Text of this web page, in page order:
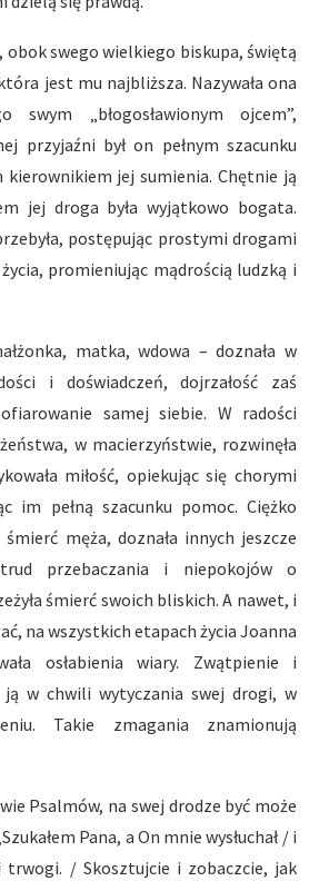
obok swego wielkiego biskupa, świętą
jest mu najbliższa. Nazywała ona
swym „błogosławionym ojcem”,
przyjaźni był on pełnym szacunku
kierownikiem jej sumienia. Chętnie ją
jej droga była wyjątkowo bogata.
postępując prostymi drogami
promieniując mądrością ludzką i
matka, wdowa – doznała w
i doświadczeń, dojrzałość zaś
samej siebie. W radości
w macierzyństwie, rozwinęła
miłość, opiekując się chorymi
im pełną szacunku pomoc. Ciężko
męża, doznała innych jeszcze
przebaczania i niepokojów o
śmierć swoich bliskich. A nawet, i
na wszystkich etapach życia Joanna
osłabienia wiary. Zwątpienie i
ją w chwili wytyczania swej drogi, w
Takie zmagania znamionują
Psalmów, na swej drodze być może
Pana, a On mnie wysłuchał / i
trwogi. / Skosztujcie i zobaczcie, jak